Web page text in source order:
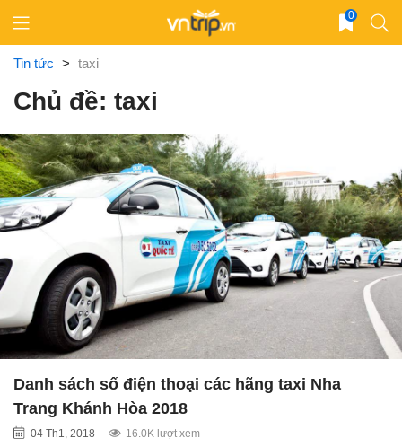
content
0
Tin tức > taxi
Chủ đề: taxi
Danh sách số điện thoại các hãng taxi Nha
Trang Khánh Hòa 2018
04 Th1, 2018 16.0K lượt xem